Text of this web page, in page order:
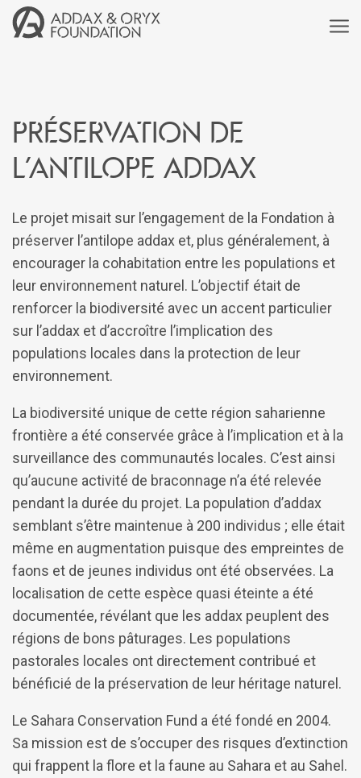
Préservation de
l’antilope addax
Le projet misait sur l’engagement de la Fondation à
préserver l’antilope addax et, plus généralement, à
encourager la cohabitation entre les populations et
leur environnement naturel. L’objectif était de
renforcer la biodiversité avec un accent particulier
sur l’addax et d’accroître l’implication des
populations locales dans la protection de leur
environnement.
La biodiversité unique de cette région saharienne
frontière a été conservée grâce à l’implication et à la
surveillance des communautés locales. C’est ainsi
qu’aucune activité de braconnage n’a été relevée
pendant la durée du projet. La population d’addax
semblant s’être maintenue à 200 individus ; elle était
même en augmentation puisque des empreintes de
faons et de jeunes individus ont été observées. La
localisation de cette espèce quasi éteinte a été
documentée, révélant que les addax peuplent des
régions de bons pâturages. Les populations
pastorales locales ont directement contribué et
bénéficié de la préservation de leur héritage naturel.
Le Sahara Conservation Fund a été fondé en 2004.
Sa mission est de s’occuper des risques d’extinction
qui frappent la flore et la faune au Sahara et au Sahel.